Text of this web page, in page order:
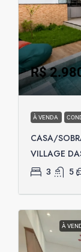
R$
À VENDA
CASA/
VILLAGE
3 5
À